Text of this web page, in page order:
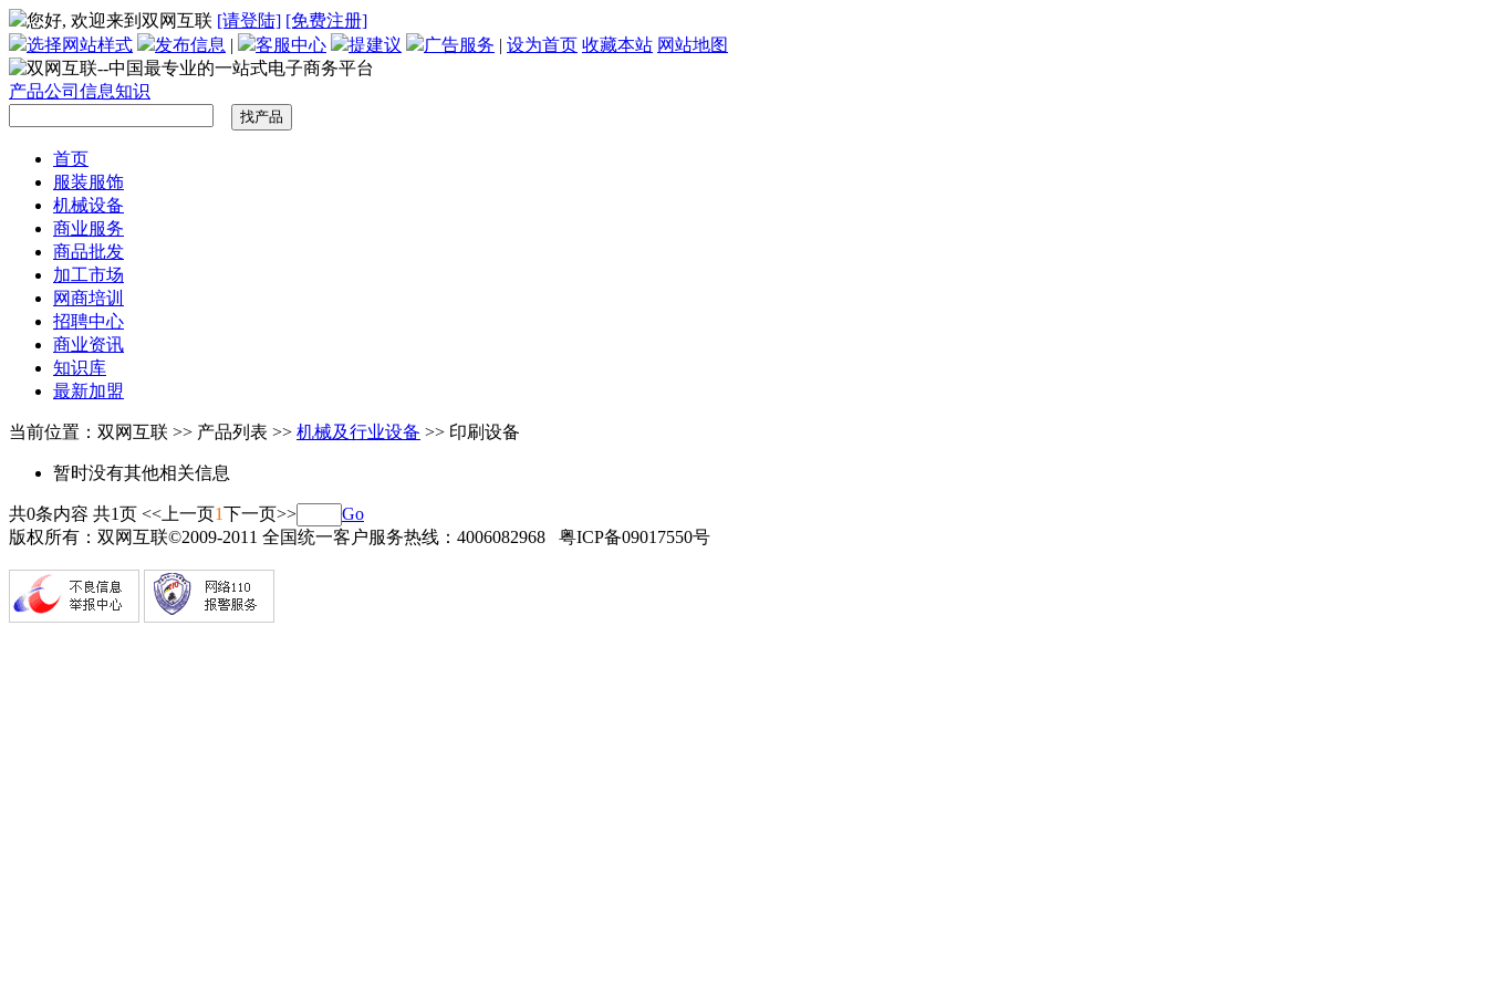
您好, 欢迎来到双网互联 [请登陆] [免费注册]
选择网站样式
发布信息 | 客服中心 提建议 广告服务 | 设为首页 收藏本站 网站地图
产品公司 信息知识
首页
服装服饰
机械设备
商业服务
商品批发
加工市场
网商培训
招聘中心
商业资讯
知识库
最新加盟
当前位置：双网互联 >> 产品列表 >> 机械及行业设备 >> 印刷设备
暂时没有其他相关信息
共0条内容 共1页 <<上一页1下一页>>
Go
版权所有：双网互联©2009-2011 全国统一客户服务热线：4006082968 粤ICP备09017550号